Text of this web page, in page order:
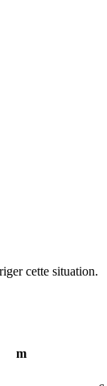
cette situation.
m